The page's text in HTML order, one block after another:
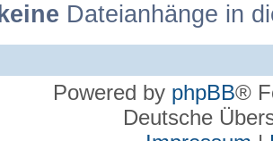
keine Dateianhänge in
Powered by phpBB®
Deutsche